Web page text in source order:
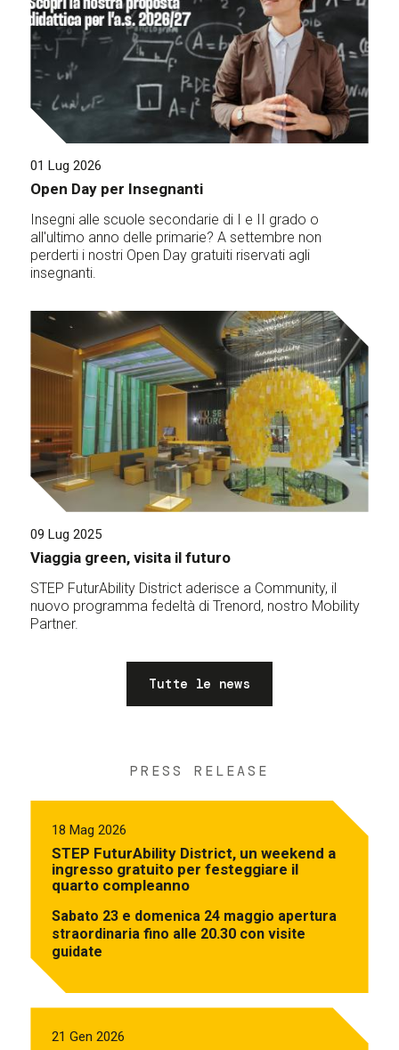
01 Lug 2026
Open Day per Insegnanti
Insegni alle scuole secondarie di I e II grado o
all'ultimo anno delle primarie? A settembre non
perderti i nostri Open Day gratuiti riservati agli
insegnanti.
09 Lug 2025
Viaggia green, visita il futuro
STEP FuturAbility District aderisce a Community, il
nuovo programma fedeltà di Trenord, nostro Mobility
Partner.
Tutte le news
PRESS RELEASE
18 Mag 2026
STEP FuturAbility District, un weekend a
ingresso gratuito per festeggiare il
quarto compleanno
Sabato 23 e domenica 24 maggio apertura
straordinaria fino alle 20.30 con visite
guidate
21 Gen 2026